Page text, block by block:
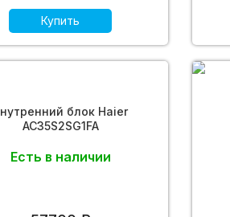
Купить
блок Haier
AC35S2SG1FA
Есть в наличии